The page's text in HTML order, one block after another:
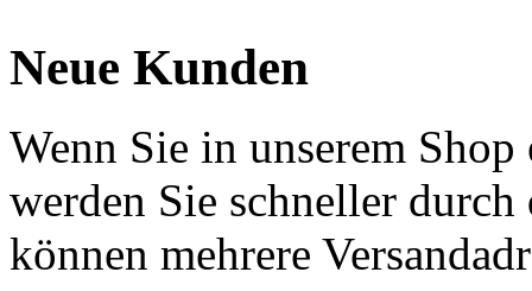
Neue Kunden
Wenn Sie in unserem
werden Sie schneller
können mehrere